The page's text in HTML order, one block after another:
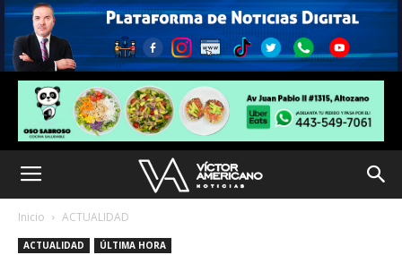
Inicio ACTUALIDAD
ACTUALIDAD ÚLTIMA HORA